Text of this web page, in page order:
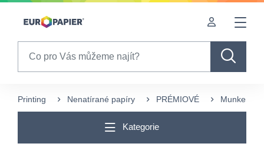
Table Of Content
Často nakupované s tímto produktem
Printing Nenatírané papíry PRÉMIOVÉ Munken
Kategorie